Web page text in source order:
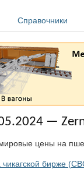
Справочники
—
цены на
бирже